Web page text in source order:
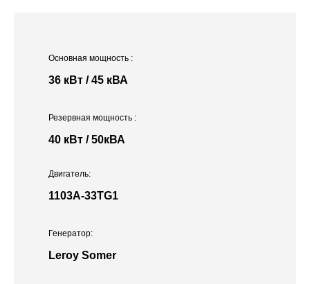
Основная мощность :
36 кВт / 45 кВА
Двигатель:
1103A-33TG1
Резервная мощность :
40 кВт / 50кВА
Генератор:
Leroy Somer